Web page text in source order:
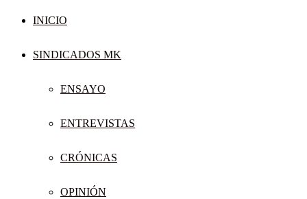
INICIO
SINDICADOS MK
ENSAYO
ENTREVISTAS
CRÓNICAS
OPINIÓN